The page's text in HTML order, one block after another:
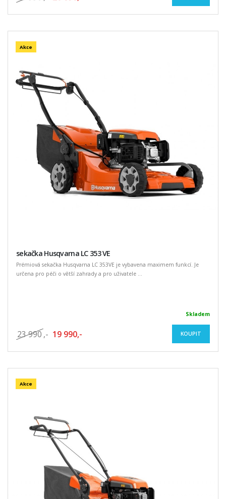
Akce
sekačka Husqvarna LC 353 VE
Prémiová sekačka Husqvarna LC 353VE je vybavena maximem funkcí. Je
určena pro péči o větší zahrady a pro uživatele ...
Skladem
23 990 ,- 19 990,- KOUPIT
Akce